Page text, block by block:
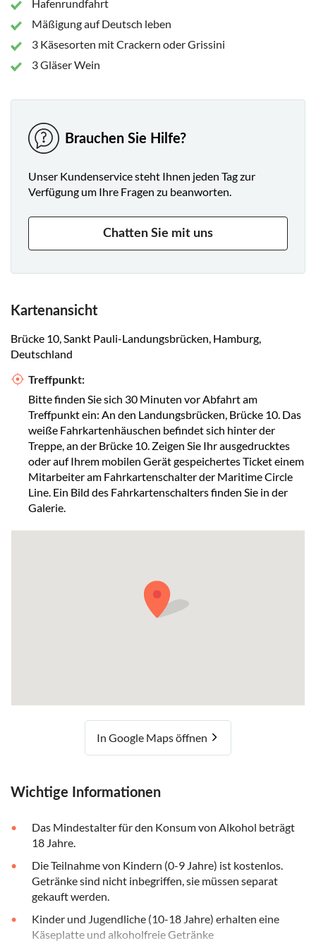
Hafenrundfahrt
Mäßigung auf Deutsch leben
3 Käsesorten mit Crackern oder Grissini
3 Gläser Wein
Brauchen Sie Hilfe?
Unser Kundenservice steht Ihnen jeden Tag zur
Verfügung um Ihre Fragen zu beanworten.
Chatten Sie mit uns
Kartenansicht
Brücke 10, Sankt Pauli-Landungsbrücken, Hamburg,
Deutschland
Treffpunkt:
Bitte finden Sie sich 30 Minuten vor Abfahrt am
Treffpunkt ein: An den Landungsbrücken, Brücke 10. Das
weiße Fahrkartenhäuschen befindet sich hinter der
Treppe, an der Brücke 10. Zeigen Sie Ihr ausgedrucktes
oder auf Ihrem mobilen Gerät gespeichertes Ticket einem
Mitarbeiter am Fahrkartenschalter der Maritime Circle
Line. Ein Bild des Fahrkartenschalters finden Sie in der
Galerie.
In Google Maps öffnen
Wichtige Informationen
Das Mindestalter für den Konsum von Alkohol beträgt
18 Jahre.
Die Teilnahme von Kindern (0-9 Jahre) ist kostenlos.
Getränke sind nicht inbegriffen, sie müssen separat
gekauft werden.
Kinder und Jugendliche (10-18 Jahre) erhalten eine
Käseplatte und alkoholfreie Getränke